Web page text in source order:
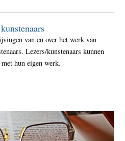
van en over het werk van
Lezers/kunstenaars kunnen
hun eigen werk.